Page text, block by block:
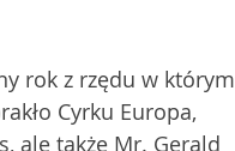
rok z rzędu w którym
Cyrku Europa,
ale także Mr. Gerald